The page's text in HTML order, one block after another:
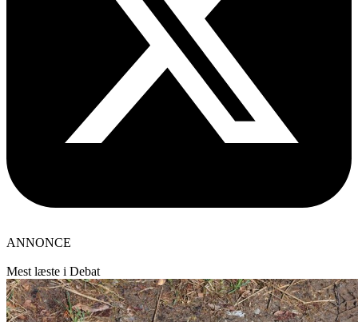
ANNONCE
Mest læste i Debat